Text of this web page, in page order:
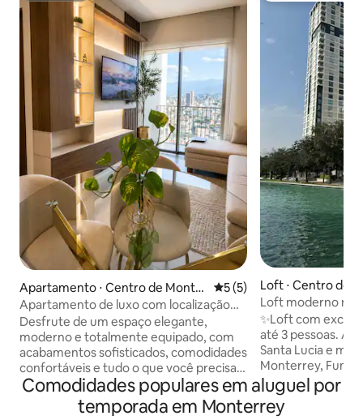
Apartamento ⋅ Centro de Monter
rey
5 de uma avaliação média
5 (5)
Apartamento de luxo com localização
privilegiada
Desfrute de um espaço elegante,
moderno e totalmente equipado, com
acabamentos sofisticados, comodidades
confortáveis e tudo o que você precisa
para uma estadia inesquecível.
Excelente para viagens de lazer ou
Loft ⋅ Centro de
Loft moderno no
Lucía &
✨Loft com
até 3 pessoas. A
Santa Lucia e
Monterrey,
Banamex,
avenidas da cidade
perfeita para
Comodidades populares em aluguel por
temporada em Monterrey